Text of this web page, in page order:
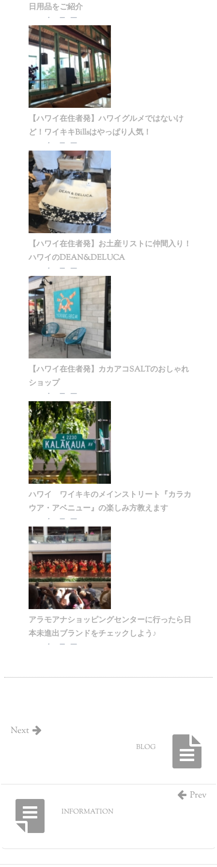
日用品をご紹介
2020年1月5日
【ハワイ在住者発】ハワイグルメではないけ
ど！ワイキキBillsはやっぱり人気！
2020年1月5日
【ハワイ在住者発】お土産リストに仲間入り！
ハワイのDEAN&DELUCA
2020年1月5日
【ハワイ在住者発】カカアコSALTのおしゃれ
ショップ
2020年1月5日
ハワイ ワイキキのメインストリート『カラカ
ウア・アベニュー』の楽しみ方教えます
2020年1月5日
アラモアナショッピングセンターに行ったら日
本未進出ブランドをチェックしよう♪
2020年1月5日
BLOG
Next
INFORMATION
Prev